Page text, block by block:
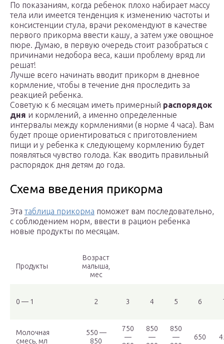
По показаниям, когда ребенок плохо набирает массу
тела или имеется тенденция к изменению частоты и
консистенции стула, врачи рекомендуют в качестве
первого прикорма ввести кашу, а затем уже овощное
пюре. Думаю, в первую очередь стоит разобраться с
причинами недобора веса, каши проблему вряд ли
решат!
Лучше всего начинать вводит прикорм в дневное
кормление, чтобы в течение дня проследить за
реакцией ребенка.
Советую к 6 месяцам иметь примерный распорядок
дня и кормлений, а именно определенные
интервалы между кормлениями (в норме 4 часа). Вам
будет проще ориентироваться с приготовлением
пищи и у ребенка к следующему кормлению будет
появляться чувство голода. Как вводить правильный
распорядок дня детям до года.
Схема введения прикорма
Эта таблица прикорма поможет вам последовательно,
с соблюдением норм, ввести в рацион ребенка
новые продукты по месяцам.
Продукты
Возраст
малыша,
мес
0 — 1 2 3 4 5 6
Молочная
смесь, мл
550 —
850
750
—
850
—
850
—
650